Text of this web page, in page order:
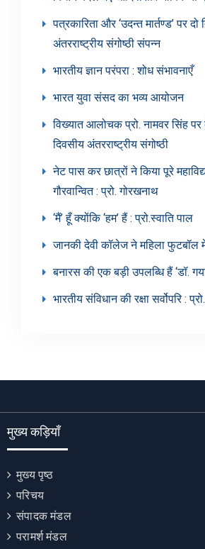
पत्रकारिता और ‘उदन्त मार्तण्ड’ पर दो
अंतरराष्ट्रीय संगोष्ठी संपन्न
भारतीय ज्ञान परंपरा : शोध संभावनाएँ
भारत युवा संसद का भव्य आयोजन
विख्यात आलोचक प्रो. नामवर सिंह पर
दिवसीय अंतरराष्ट्रीय संगोष्ठी
नेट पास कर छात्रों ने किया पूरे
गौरवान्वित : प्रो. गोरखनाथ
‘मैं’ हूँ क्योंकि ‘हम’ हैं : प्रो.स्वाति पाल
जानकी देवी कॉलेज ने महिला फुटबॉल में
बनारस की एक बड़ी उपलब्धि हैं ‘डॉ.
भारतीय संविधान की रक्षा सर्वोपरि :
मुख्य कड़ियाँ
मुख्य पृष्ठ
परिचय
संपादक मंडल
परामर्श मंडल